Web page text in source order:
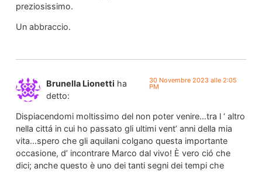
preziosissimo.
Un abbraccio.
Brunella Lionetti ha
detto:
30 Novembre 2023 alle 2:05
PM
Dispiacendomi moltissimo del non poter venire…tra l ‘ altro
nella cittá in cui ho passato gli ultimi vent’ anni della mia
vita…spero che gli aquilani colgano questa importante
occasione, d’ incontrare Marco dal vivo! È vero ció che
dici; anche questo è uno dei tanti segni dei tempi che